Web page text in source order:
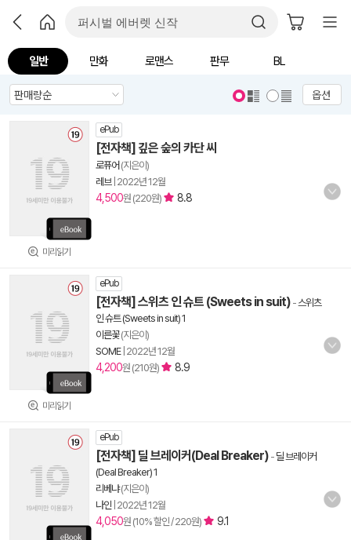
일반 만화 로맨스 판무 BL
옵션
미리읽기
ePub
[전자책] 깊은 숲의 카단 씨
로퓨어 (지은이)
레브| 2022년 12월
4,500원 (220원) 8.8
미리읽기
ePub
[전자책] 스위츠 인 슈트 (Sweets in suit) -스위츠
인 슈트 (Sweets in suit) 1
이른꽃(지은이)
SOME| 2022년 12월
4,200원 (210원) 8.9
ePub
[전자책] 딜 브레이커(Deal Breaker) - 딜 브레이커
(Deal Breaker) 1
리베냐(지은이)
나인 2022년 12월
4,050원 (10% 할인 / 220원) 9.1